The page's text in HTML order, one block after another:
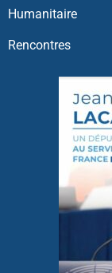
Humanitaire
Rencontres